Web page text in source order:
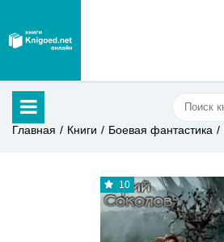
Главная Книги Боевая фантастика
10